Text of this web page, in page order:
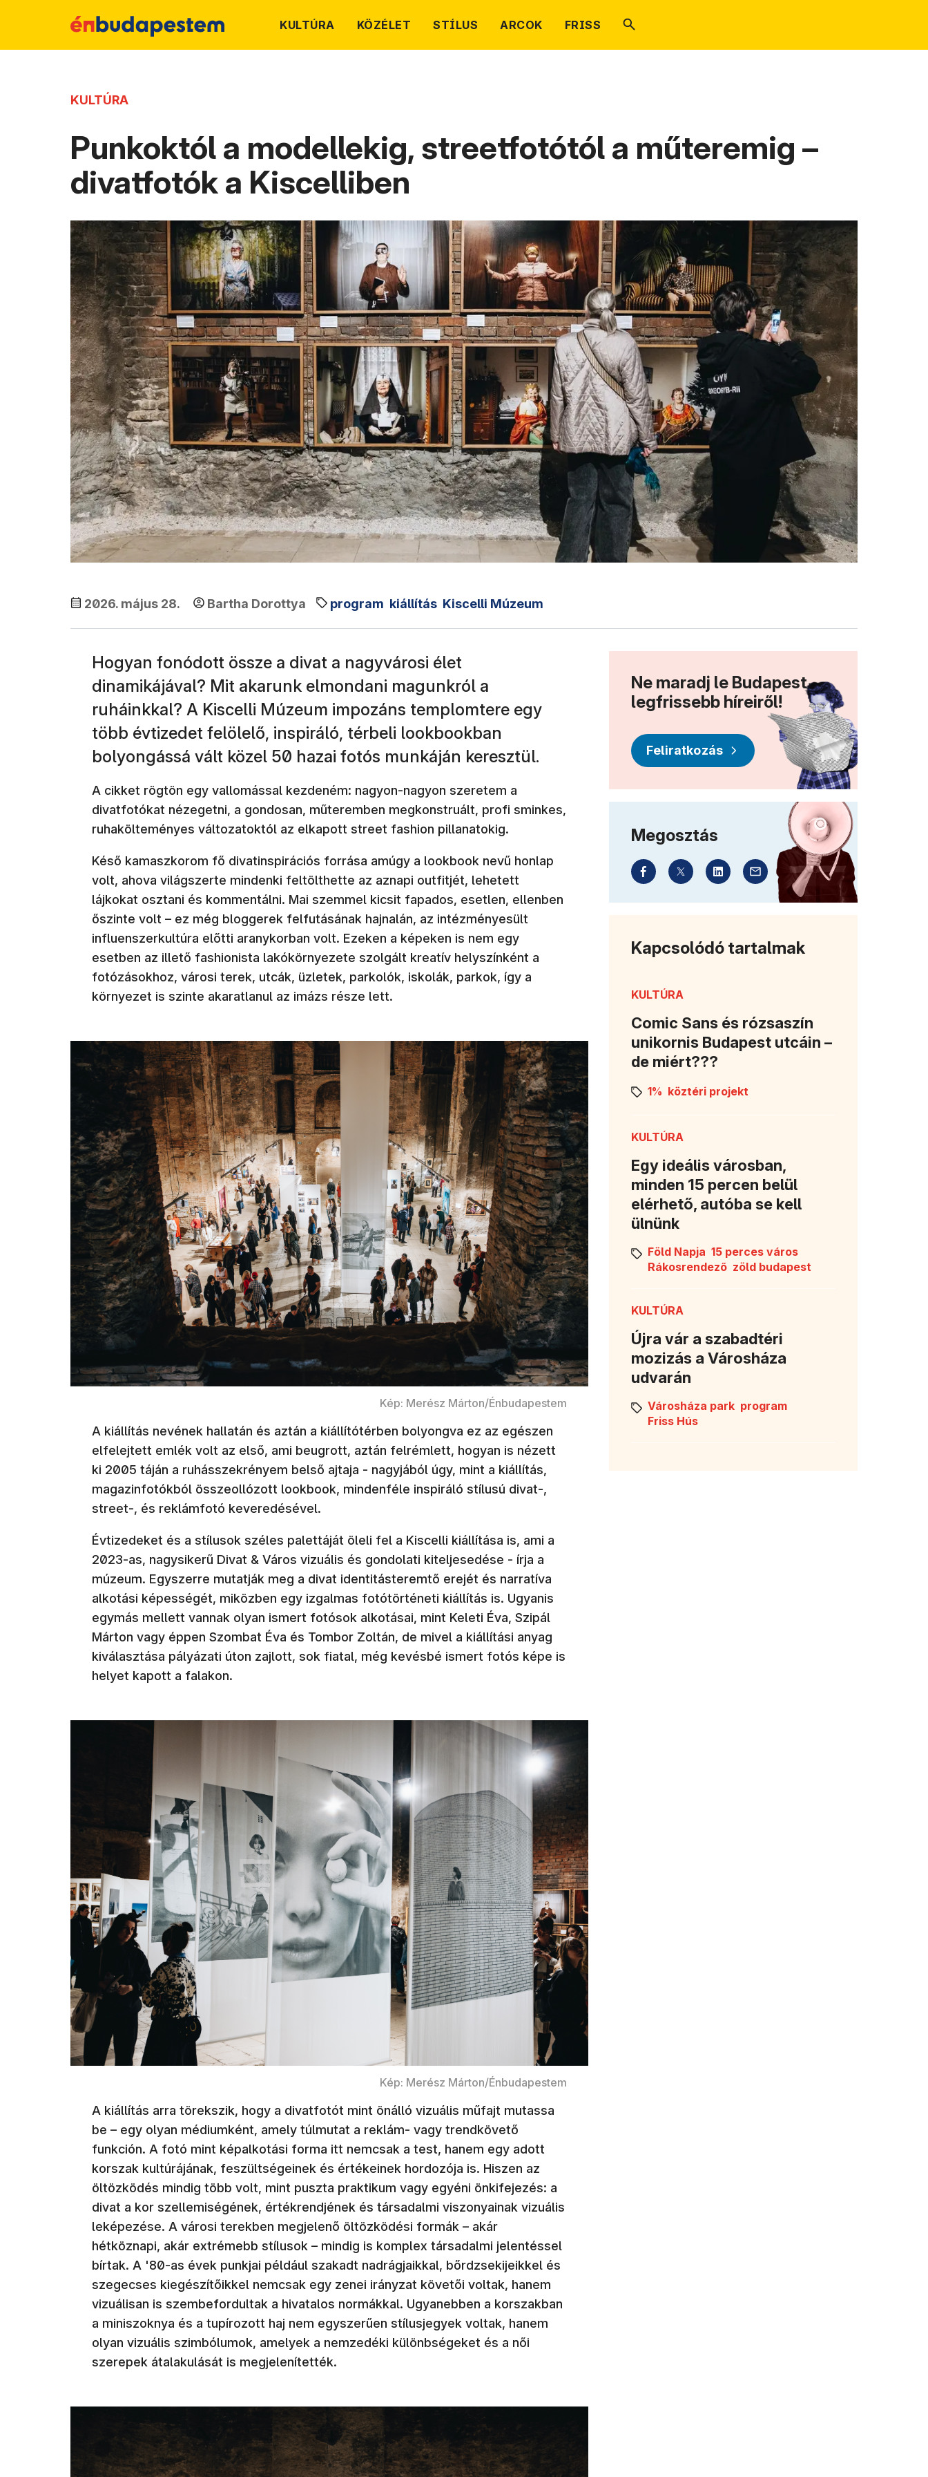
KULTÚRA KÖZÉLET STÍLUS ARCOK FRISS
KULTÚRA
Punkoktól a modellekig, streetfotótól a műteremig –
divatfotók a Kiscelliben
2026. május 28. Bartha Dorottya program kiállítás Kiscelli Múzeum
Hogyan fonódott össze a divat a nagyvárosi élet
dinamikájával? Mit akarunk elmondani magunkról a
ruháinkkal? A Kiscelli Múzeum impozáns templomtere egy
több évtizedet felölelő, inspiráló, térbeli lookbookban
bolyongássá vált közel 50 hazai fotós munkáján keresztül.
A cikket rögtön egy vallomással kezdeném: nagyon-nagyon szeretem a
divatfotókat nézegetni, a gondosan, műteremben megkonstruált, profi sminkes,
ruhakölteményes változatoktól az elkapott street fashion pillanatokig.
Késő kamaszkorom fő divatinspirációs forrása amúgy a lookbook nevű honlap
volt, ahova világszerte mindenki feltölthette az aznapi outfitjét, lehetett
lájkokat osztani és kommentálni. Mai szemmel kicsit fapados, esetlen, ellenben
őszinte volt – ez még bloggerek felfutásának hajnalán, az intézményesült
influenszerkultúra előtti aranykorban volt. Ezeken a képeken is nem egy
esetben az illető fashionista lakókörnyezete szolgált kreatív helyszínként a
fotózásokhoz, városi terek, utcák, üzletek, parkolók, iskolák, parkok, így a
környezet is szinte akaratlanul az imázs része lett.
Kép: Merész Márton/Énbudapestem
A kiállítás nevének hallatán és aztán a kiállítótérben bolyongva ez az egészen
elfelejtett emlék volt az első, ami beugrott, aztán felrémlett, hogyan is nézett
ki 2005 táján a ruhásszekrényem belső ajtaja - nagyjából úgy, mint a kiállítás,
magazinfotókból összeollózott lookbook, mindenféle inspiráló stílusú divat-,
street-, és reklámfotó keveredésével.
Évtizedeket és a stílusok széles palettáját öleli fel a Kiscelli kiállítása is, ami a
2023-as, nagysikerű Divat & Város vizuális és gondolati kiteljesedése - írja a
múzeum. Egyszerre mutatják meg a divat identitásteremtő erejét és narratíva
alkotási képességét, miközben egy izgalmas fotótörténeti kiállítás is. Ugyanis
egymás mellett vannak olyan ismert fotósok alkotásai, mint Keleti Éva, Szipál
Márton vagy éppen Szombat Éva és Tombor Zoltán, de mivel a kiállítási anyag
kiválasztása pályázati úton zajlott, sok fiatal, még kevésbé ismert fotós képe is
helyet kapott a falakon.
Kép: Merész Márton/Énbudapestem
A kiállítás arra törekszik, hogy a divatfotót mint önálló vizuális műfajt mutassa
be – egy olyan médiumként, amely túlmutat a reklám- vagy trendkövető
funkción. A fotó mint képalkotási forma itt nemcsak a test, hanem egy adott
korszak kultúrájának, feszültségeinek és értékeinek hordozója is. Hiszen az
öltözködés mindig több volt, mint puszta praktikum vagy egyéni önkifejezés: a
divat a kor szellemiségének, értékrendjének és társadalmi viszonyainak vizuális
leképezése. A városi terekben megjelenő öltözködési formák – akár
hétköznapi, akár extrémebb stílusok – mindig is komplex társadalmi jelentéssel
bírtak. A '80-as évek punkjai például szakadt nadrágjaikkal, bőrdzsekijeikkel és
szegecses kiegészítőikkel nemcsak egy zenei irányzat követői voltak, hanem
vizuálisan is szembefordultak a hivatalos normákkal. Ugyanebben a korszakban
a miniszoknya és a tupírozott haj nem egyszerűen stílusjegyek voltak, hanem
olyan vizuális szimbólumok, amelyek a nemzedéki különbségeket és a női
szerepek átalakulását is megjelenítették.
Ne maradj le Budapest
legfrissebb híreiről!
Feliratkozás
Megosztás
Kapcsolódó tartalmak
KULTÚRA
Comic Sans és rózsaszín
unikornis Budapest utcáin –
de miért???
1% köztéri projekt
KULTÚRA
Egy ideális városban,
minden 15 percen belül
elérhető, autóba se kell
ülnünk
Föld Napja 15 perces város
Rákosrendező zöld budapest
KULTÚRA
Újra vár a szabadtéri
mozizás a Városháza
udvarán
Városháza park program
Friss Hús